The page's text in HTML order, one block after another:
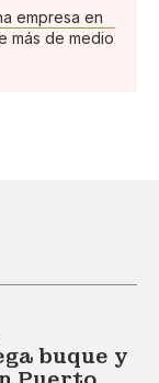
empresa en
más de medio
buque y